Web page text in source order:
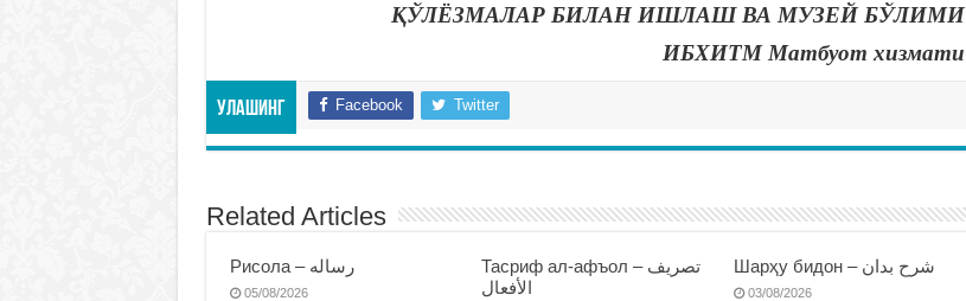
ҚЎЛЁЗМАЛАР БИЛАН ИШЛАШ ВА МУЗЕЙ БЎЛИМИ
ИБХИТМ Матбуот хизмати
Улашинг Facebook Twitter
Related Articles
Рисола – رساله
05/08/2026
Тасриф ал-афъол – تصريف
الأفعال
Шарҳу бидон – شرح بدان
03/08/2026